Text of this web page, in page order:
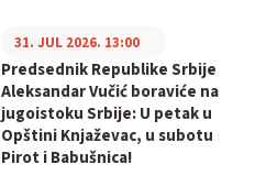
Predsednik Republike Srbije
Aleksandar Vučić boraviće na
jugoistoku Srbije: U petak u
Opštini Knjaževac, u subotu
Pirot i Babušnica!
31. JUL 2026. 13:00